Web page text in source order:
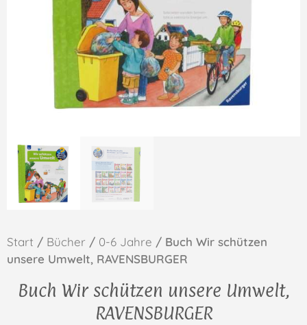
Start / Bücher / 0-6 Jahre / Buch Wir schützen
unsere Umwelt, RAVENSBURGER
Buch Wir schützen unsere Umwelt,
RAVENSBURGER